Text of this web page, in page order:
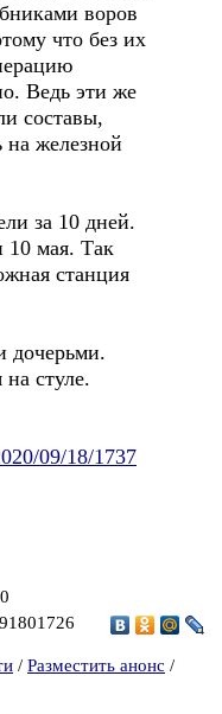
воров
что без их
Ведь эти же
составы,
на железной
за 10 дней.
мая. Так
станция
стуле.
09/18/1737
/ Разместить анонс /